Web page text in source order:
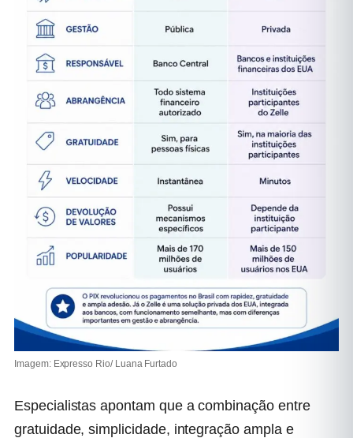
Imagem: Expresso Rio/ Luana Furtado
Especialistas apontam que a combinação entre
gratuidade, simplicidade, integração ampla e